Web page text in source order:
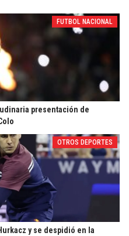
FUTBOL NACIONAL
presentación de
OTROS DEPORTES
y se despidió en la